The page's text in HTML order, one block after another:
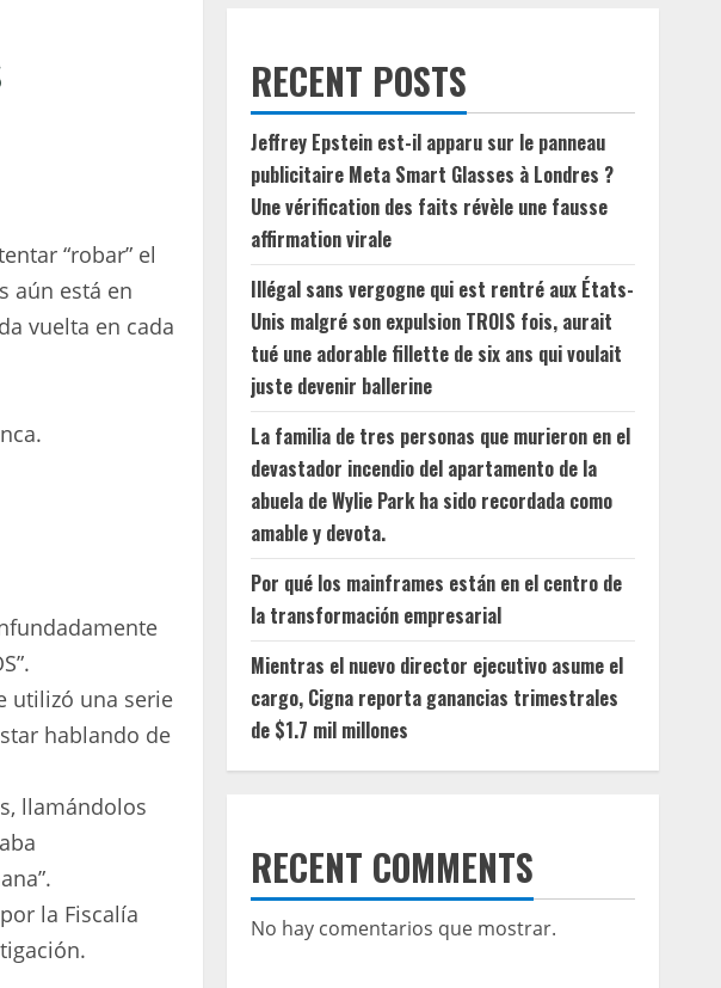
“robar” el
aún está en
vuelta en cada
utilizó una serie
hablando de
llamándolos
la Fiscalía
RECENT POSTS
Jeffrey Epstein est-il apparu sur le panneau
publicitaire Meta Smart Glasses à Londres ?
Une vérification des faits révèle une fausse
affirmation virale
Illégal sans vergogne qui est rentré aux États-
Unis malgré son expulsion TROIS fois, aurait
tué une adorable fillette de six ans qui voulait
juste devenir ballerine
La familia de tres personas que murieron en el
devastador incendio del apartamento de la
abuela de Wylie Park ha sido recordada como
amable y devota.
Por qué los mainframes están en el centro de
la transformación empresarial
Mientras el nuevo director ejecutivo asume el
cargo, Cigna reporta ganancias trimestrales
de $1.7 mil millones
RECENT COMMENTS
No hay comentarios que mostrar.